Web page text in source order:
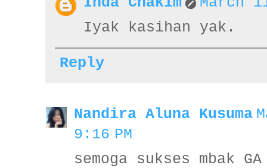
Iyak kasihan yak.
Reply
Nandira Aluna Kusuma
9:16 PM
semoga sukses mbak